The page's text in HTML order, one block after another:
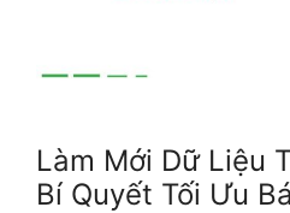
Làm Mới Dữ Liệu
Bí Quyết Tối Ưu